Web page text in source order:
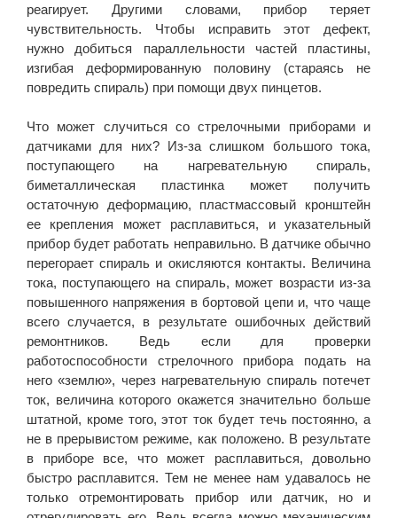
реагирует. Другими словами, прибор теряет
чувствительность. Чтобы исправить этот дефект,
нужно добиться параллельности частей пластины,
изгибая деформированную половину (стараясь не
повредить спираль) при помощи двух пинцетов.
Что может случиться со стрелочными приборами и
датчиками для них? Из-за слишком большого тока,
поступающего на нагревательную спираль,
биметаллическая пластинка может получить
остаточную деформацию, пластмассовый кронштейн
ее крепления может расплавиться, и указательный
прибор будет работать неправильно. В датчике обычно
перегорает спираль и окисляются контакты. Величина
тока, поступающего на спираль, может возрасти из-за
повышенного напряжения в бортовой цепи и, что чаще
всего случается, в результате ошибочных действий
ремонтников. Ведь если для проверки
работоспособности стрелочного прибора подать на
него «землю», через нагревательную спираль потечет
ток, величина которого окажется значительно больше
штатной, кроме того, этот ток будет течь постоянно, а
не в прерывистом режиме, как положено. В результате
в приборе все, что может расплавиться, довольно
быстро расплавится. Тем не менее нам удавалось не
только отремонтировать прибор или датчик, но и